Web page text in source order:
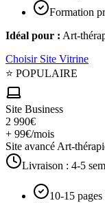
Formation
Idéal pour : Art-
Choisir Site Vitrine
⭐ POPULAIRE
Site Business
2 990€
+ 99€/mois
Site avancé Art-
Livraison : 4-5
10-15